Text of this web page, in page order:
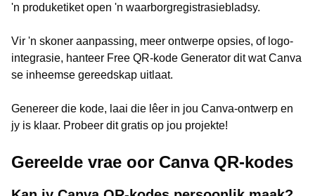
'n produketiket open 'n waarborgregistrasiebladsy.
Vir 'n skoner aanpassing, meer ontwerpe opsies, of logo-
integrasie, hanteer Free QR-kode Generator dit wat Canva
se inheemse gereedskap uitlaat.
Genereer die kode, laai die lêer in jou Canva-ontwerp en
jy is klaar. Probeer dit gratis op jou projekte!
Gereelde vrae oor Canva QR-kodes